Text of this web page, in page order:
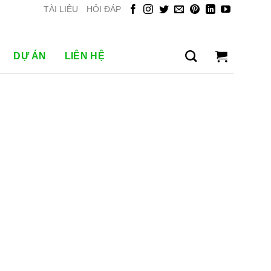
TÀI LIỆU HỎI ĐÁP
DỰ ÁN LIÊN HỆ